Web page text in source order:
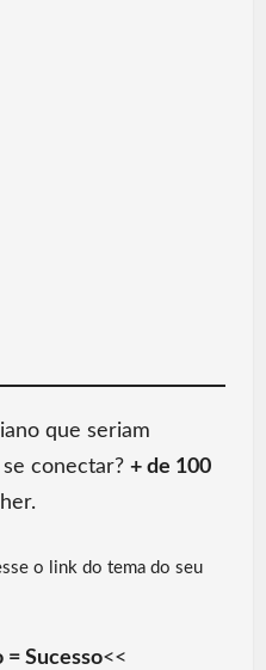
que seriam
conectar? + de 100
o link do tema do seu
= Sucesso<<